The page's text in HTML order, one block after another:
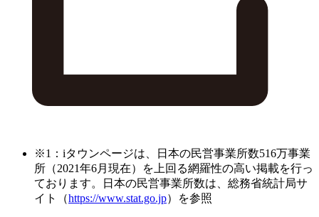
※1：iタウンページは、日本の民営事業所数516万事業
所（2021年6月現在）を上回る網羅性の高い掲載を行っ
ております。日本の民営事業所数は、総務省統計局サ
イト（https://www.stat.go.jp）を参照